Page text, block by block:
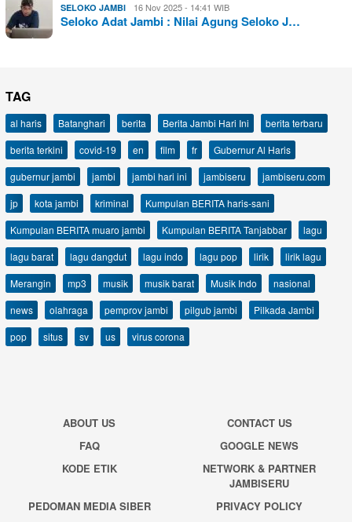
SELOKO JAMBI 16 Nov 2025 - 14:41 WIB
Seloko Adat Jambi : Nilai Agung Seloko J…
TAG
al haris Batanghari berita Berita Jambi Hari Ini
berita terbaru
berita terkini
covid-19 en film fr
Gubernur Al Haris
gubernur jambi
jambi jambi hari ini jambiseru
jambiseru.com
jp
kota jambi kriminal
Kumpulan BERITA haris-sani
Kumpulan BERITA muaro jambi
Kumpulan BERITA Tanjabbar
lagu
lagu barat
lagu dangdut lagu indo lagu pop lirik
lirik lagu
Merangin
mp3 musik musik barat Musik Indo
nasional
news
olahraga pemprov jambi pilgub jambi
Pilkada Jambi
pop
situs sv us virus corona
ABOUT US
CONTACT US
FAQ
GOOGLE NEWS
KODE ETIK
NETWORK & PARTNER
JAMBISERU
PEDOMAN MEDIA SIBER
PRIVACY POLICY